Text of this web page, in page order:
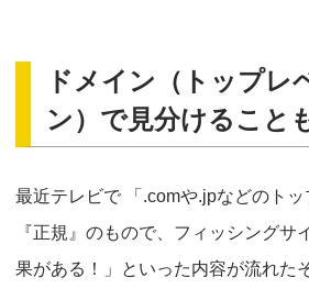
ドメイン（トップレ
ン）で見分けること
最近テレビで 「.comや.jpなどのト
『正規』のもので、フィッシングサ
果がある！」といった内容が流れた